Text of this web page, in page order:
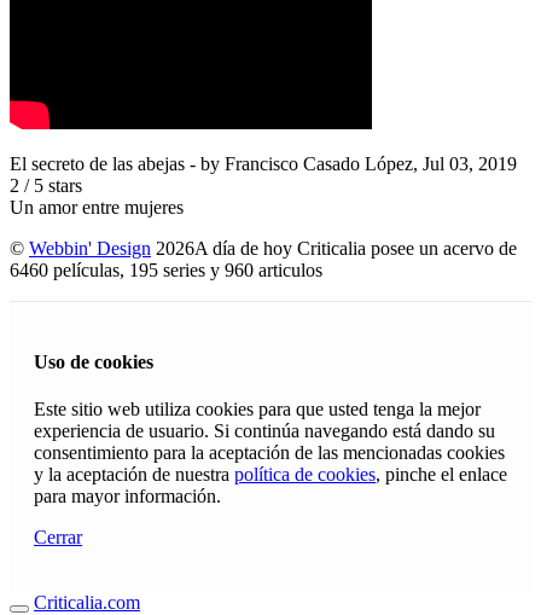
El secreto de las abejas - by Francisco Casado López, Jul 03, 2019
2 / 5 stars
Un amor entre mujeres
© Webbin' Design 2026A día de hoy Criticalia posee un acervo de
6460 películas, 195 series y 960 articulos
Uso de cookies
Este sitio web utiliza cookies para que usted tenga la mejor
experiencia de usuario. Si continúa navegando está dando su
consentimiento para la aceptación de las mencionadas cookies
y la aceptación de nuestra política de cookies, pinche el enlace
para mayor información.
Cerrar
Criticalia.com